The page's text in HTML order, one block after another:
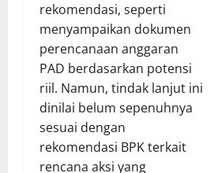
rekomendasi, seperti
menyampaikan dokumen
perencanaan anggaran
PAD berdasarkan potensi
riil. Namun, tindak lanjut ini
dinilai belum sepenuhnya
sesuai dengan
rekomendasi BPK terkait
rencana aksi yang